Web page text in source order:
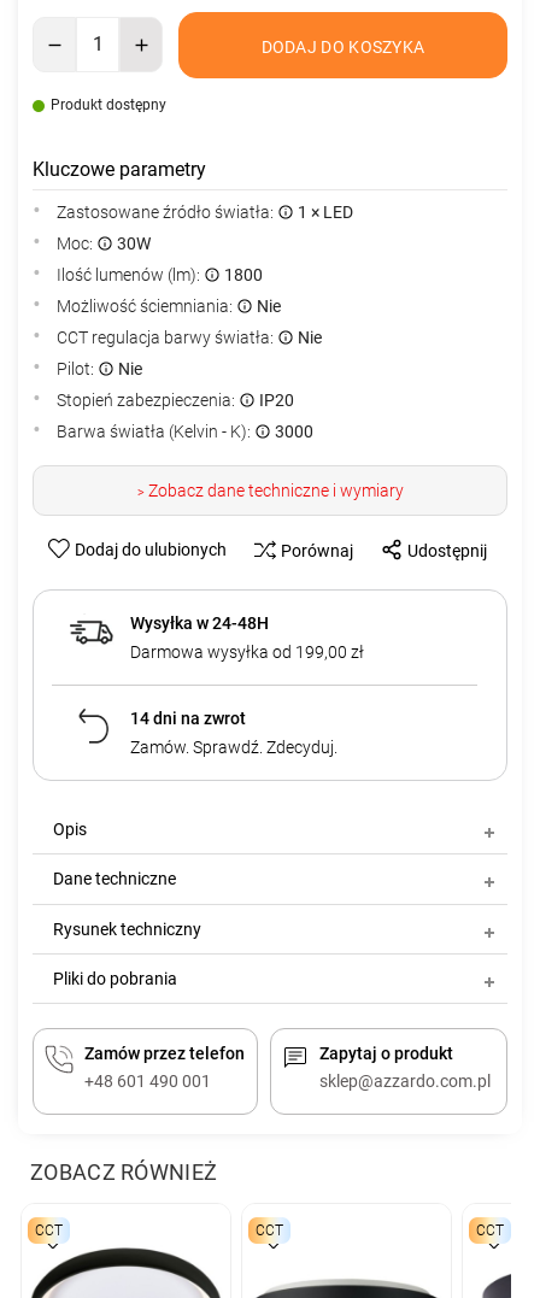
DODAJ DO KOSZYKA
Produkt dostępny
Kluczowe parametry
Zastosowane źródło światła:
1 × LED
Moc:
30W
Ilość lumenów (lm):
1800
Możliwość ściemniania:
Nie
CCT regulacja barwy światła:
Nie
Pilot:
Nie
Stopień zabezpieczenia:
IP20
Barwa światła (Kelvin - K):
3000
>Zobacz dane techniczne i wymiary
Dodaj do ulubionych Porównaj Udostępnij
Wysyłka w 24-48H
Darmowa wysyłka od 199,00 zł
14 dni na zwrot
Zamów. Sprawdź. Zdecyduj.
Opis
Dane techniczne
Rysunek techniczny
Pliki do pobrania
Zamów przez telefon
+48 601 490 001
Zapytaj o produkt
sklep@azzardo.com.pl
ZOBACZ RÓWNIEŻ
CCT CCT CCT